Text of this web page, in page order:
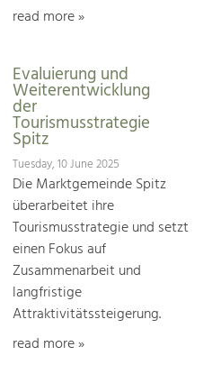
read more »
Evaluierung und
Weiterentwicklung
der
Tourismusstrategie
Spitz
Tuesday, 10 June 2025
Die Marktgemeinde Spitz
überarbeitet ihre
Tourismusstrategie und setzt
einen Fokus auf
Zusammenarbeit und
langfristige
Attraktivitätssteigerung.
read more »